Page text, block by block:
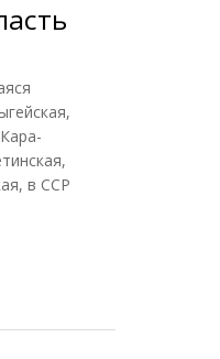
в ССР